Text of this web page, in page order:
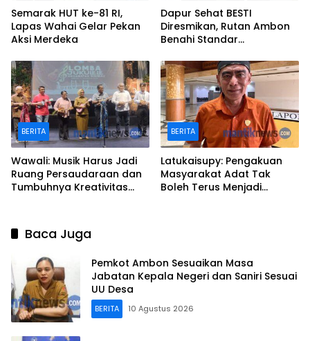
Semarak HUT ke-81 RI,
Lapas Wahai Gelar Pekan
Aksi Merdeka
Dapur Sehat BESTI
Diresmikan, Rutan Ambon
Benahi Standar
Warga Binaan
BERITA
Wawali: Musik Harus Jadi
Ruang Persaudaraan dan
Tumbuhnya Kreativitas
BERITA
Latukaisupy: Pengakuan
Masyarakat Adat Tak
Boleh Terus Menjadi
Baca Juga
Pemkot Ambon Sesuaikan Masa
Jabatan Kepala Negeri dan Saniri Sesuai
UU Desa
BERITA 10 Agustus 2026